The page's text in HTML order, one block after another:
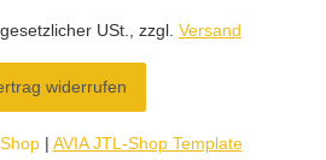
USt., zzgl. Versand
widerrufen
| AVIA JTL-Shop Template